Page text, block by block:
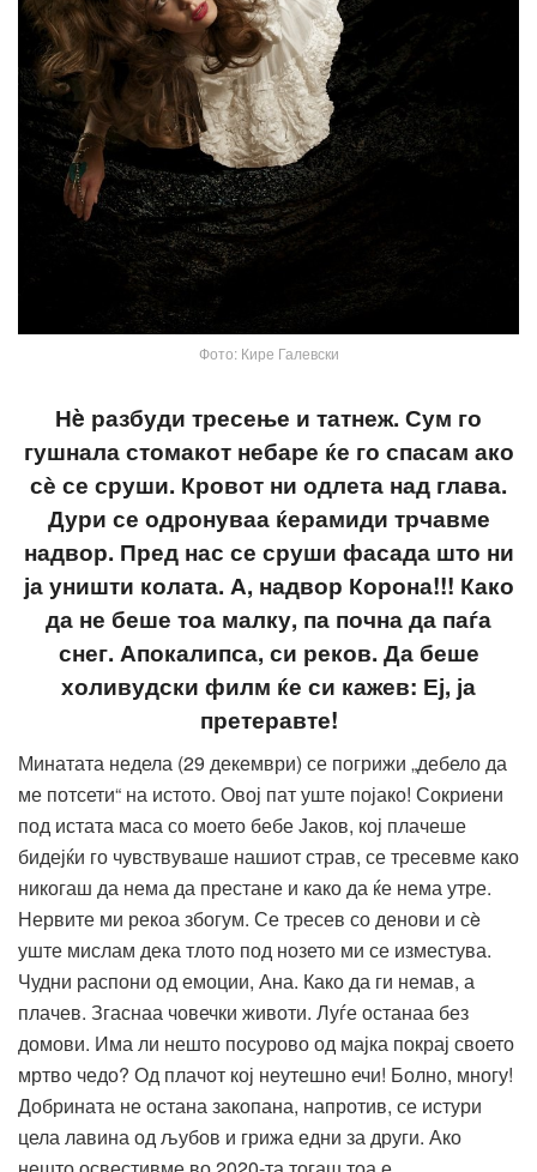
Фото: Кире Галевски
Нè разбуди тресење и татнеж. Сум го
гушнала стомакот небаре ќе го спасам ако
сѐ се сруши. Кровот ни одлета над глава.
Дури се одронуваа ќерамиди трчавме
надвор. Пред нас се сруши фасада што ни
ја уништи колата. А, надвор Корона!!! Како
да не беше тоа малку, па почна да паѓа
снег. Апокалипса, си реков. Да беше
холивудски филм ќе си кажев: Еј, ја
претеравте!
Минатата недела (29 декември) се погрижи „дебело да
ме потсети“ на истото. Овој пат уште појако! Сокриени
под истата маса со моето бебе Јаков, кој плачеше
бидејќи го чувствуваше нашиот страв, се тресевме како
никогаш да нема да престане и како да ќе нема утре.
Нервите ми рекоа збогум. Се тресев со денови и сè
уште мислам дека тлото под нозето ми се изместува.
Чудни распони од емоции, Ана. Како да ги немав, а
плачев. Згаснаа човечки животи. Луѓе останаа без
домови. Има ли нешто посурово од мајка покрај своето
мртво чедо? Од плачот кој неутешно ечи! Болно, многу!
Добрината не остана закопана, напротив, се истури
цела лавина од љубов и грижа едни за други. Ако